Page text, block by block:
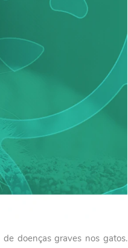
doenças graves nos gatos.